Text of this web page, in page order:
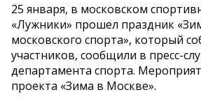
25 января, в московском
«Лужники» прошел праздник
московского спорта», который
участников, сообщили в пресс-
департамента спорта.
проекта «Зима в Москве».